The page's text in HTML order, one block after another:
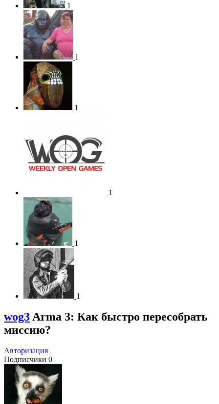
1
1
1
1
1
1
wog3 Arma 3: Как быстро пересобрать
миссию?
Авторизация
Подписчики 0